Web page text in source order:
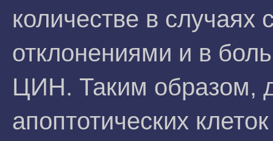
количестве в случаях
отклонениями и в
ЦИН. Таким образом,
апоптотических